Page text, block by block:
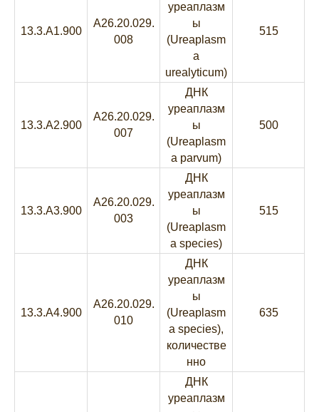
13.3.A1.900
A26.20.029.
008
уреаплазм
ы
(Ureaplasm
a
urealyticum)
515
13.3.A2.900
A26.20.029.
007
ДНК
уреаплазм
ы
(Ureaplasm
a parvum)
500
13.3.A3.900
A26.20.029.
003
ДНК
уреаплазм
ы
(Ureaplasm
a species)
515
13.3.A4.900
A26.20.029.
010
ДНК
уреаплазм
ы
(Ureaplasm
a species),
количестве
нно
635
ДНК
уреаплазм